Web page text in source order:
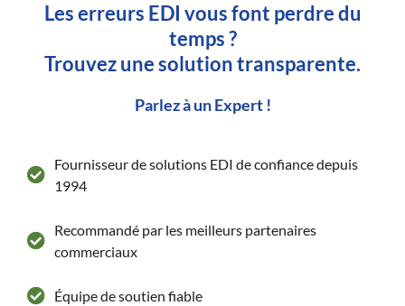
Les erreurs EDI vous font perdre du
temps ?
Trouvez une solution transparente.
Parlez à un Expert !
Fournisseur de solutions EDI de confiance depuis
1994
Recommandé par les meilleurs partenaires
commerciaux
Équipe de soutien fiable